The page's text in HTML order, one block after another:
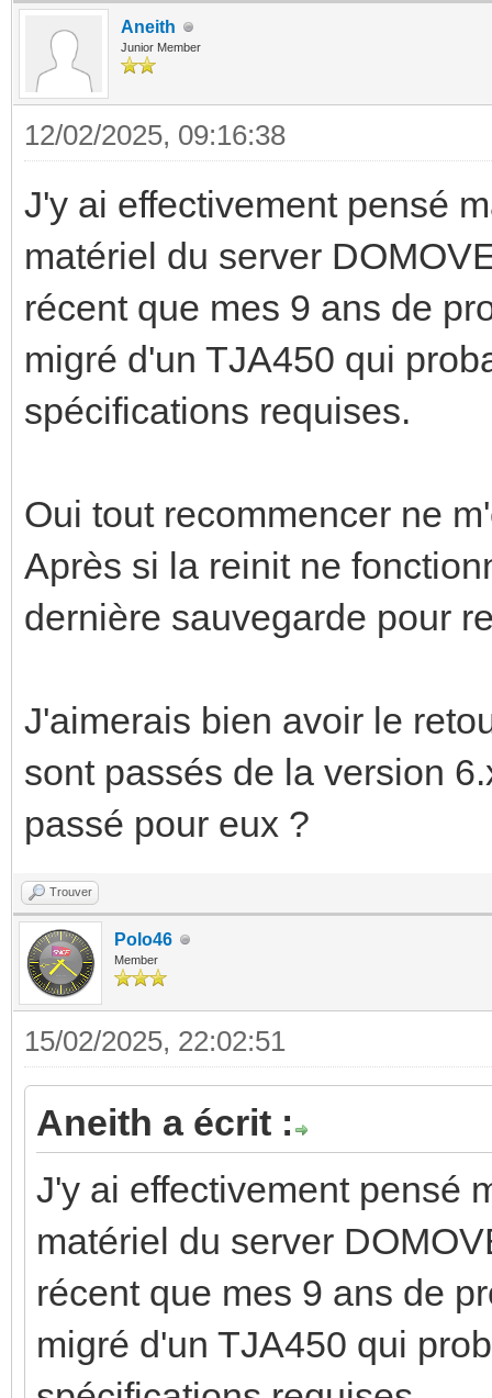
Aneith
Junior Member
12/02/2025, 09:16:38
J'y ai effectivement pensé
matériel du server
récent que mes 9 ans de
migré d'un TJA450 qui
spécifications requises.
Oui tout recommencer ne
Après si la reinit ne
dernière sauvegarde pour
J'aimerais bien avoir le
sont passés de la version
passé pour eux ?
Trouver
Polo46
Member
15/02/2025, 22:02:51
Aneith a écrit :
J'y ai effectivement pensé
matériel du server
récent que mes 9 ans de
migré d'un TJA450 qui